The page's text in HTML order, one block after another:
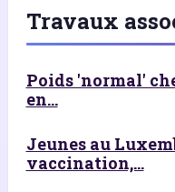
Travaux
Poids 'normal'
en...
Jeunes au
vaccination,...